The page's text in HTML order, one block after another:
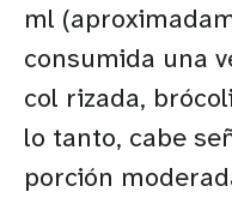
ml
consumida una
col rizada,
lo tanto, cabe
porción